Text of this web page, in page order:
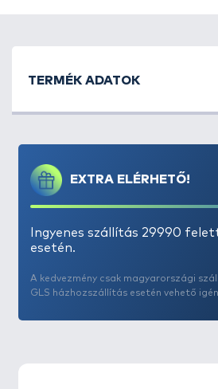
EXTRA ELÉRHETŐ!
Ingyenes szállítás 29990
esetén.
A kedvezmény csak magyarországi
GLS házhozszállítás esetén vehető
TERMÉK ADATOK